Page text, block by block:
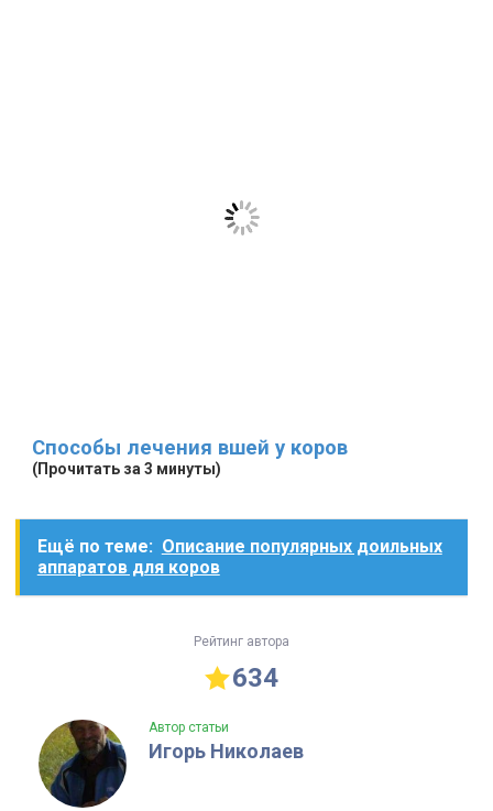
Способы лечения вшей у коров
(Прочитать за 3 минуты)
Ещё по теме: Описание популярных доильных
аппаратов для коров
Рейтинг автора
634
Автор статьи
Игорь Николаев